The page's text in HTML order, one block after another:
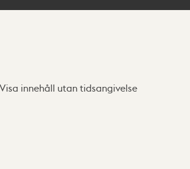
Visa innehåll utan tidsangivelse